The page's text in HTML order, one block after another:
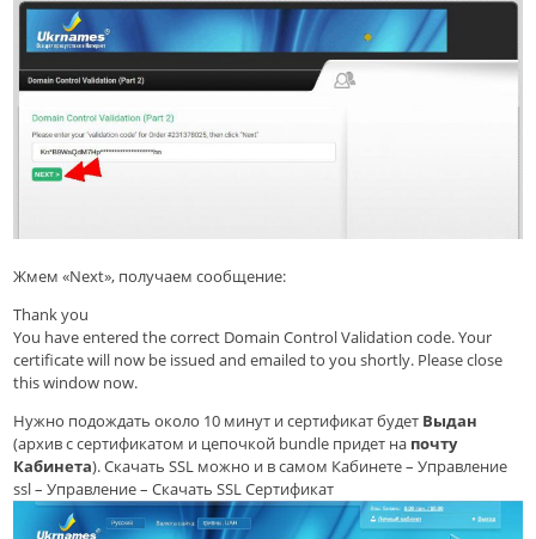
Жмем «Next», получаем сообщение:
Thank you
You have entered the correct Domain Control Validation code. Your
certificate will now be issued and emailed to you shortly. Please close
this window now.
Нужно подождать около 10 минут и сертификат будет Выдан
(архив с сертификатом и цепочкой bundle придет на почту
Кабинета). Скачать SSL можно и в самом Кабинете – Управление
ssl – Управление – Скачать SSL Сертификат